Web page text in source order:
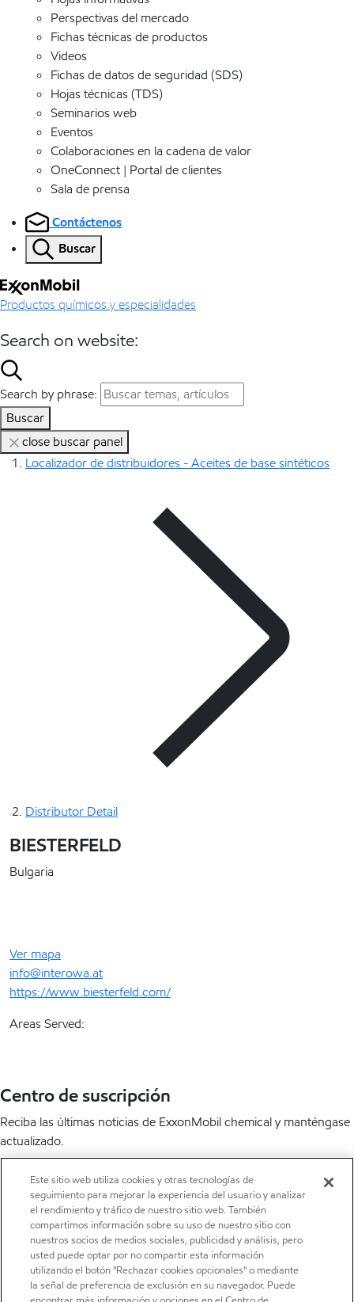
Perspectivas del mercado
Fichas técnicas de productos
Videos
Fichas de datos de seguridad (SDS)
Hojas técnicas (TDS)
Seminarios web
Eventos
Colaboraciones en la cadena de valor
OneConnect | Portal de clientes
Sala de prensa
Contáctenos
Buscar
Productos químicos y especialidades
Search on website:
Search by phrase:
Buscar
close buscar panel
Localizador de distribuidores - Aceites de base sintéticos
Distributor Detail
BIESTERFELD
Bulgaria
Ver mapa
info@interowa.at
https://www.biesterfeld.com/
Areas Served:
Centro de suscripción
Reciba las últimas noticias de ExxonMobil chemical y manténgase
actualizado.
Suscríbete ahora
LinkedIn
X YouTube
Este sitio web utiliza cookies y otras tecnologías de
seguimiento para mejorar la experiencia del usuario y analizar
el rendimiento y tráfico de nuestro sitio web. También
compartimos información sobre su uso de nuestro sitio con
nuestros socios de medios sociales, publicidad y análisis, pero
usted puede optar por no compartir esta información
utilizando el botón "Rechazar cookies opcionales" o mediante
la señal de preferencia de exclusión en su navegador. Puede